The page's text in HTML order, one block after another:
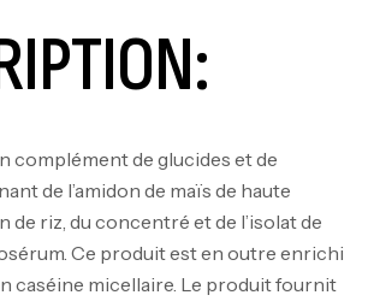
complément de glucides et de
de l’amidon de maïs de haute
de riz, du concentré et de l’isolat de
Ce produit est en outre enrichi
caséine micellaire. Le produit fournit